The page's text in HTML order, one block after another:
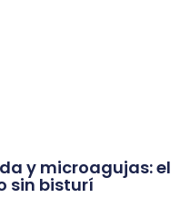
y microagujas: el
sin bisturí